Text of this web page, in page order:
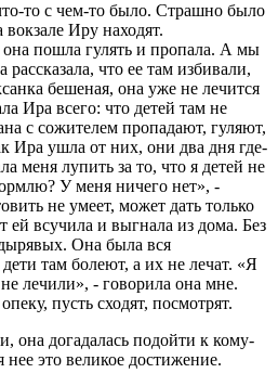
то с чем-то было. Страшно было
Иру находят.
пошла гулять и пропала. А мы
что ее там избивали,
бешеная, она уже не лечится
Ира всего: что детей там не
с сожителем пропадают, гуляют,
Ира ушла от них, они два дня где-
меня лупить за то, что я детей не
У меня ничего нет», -
не умеет, может дать только
ей всучила и выгнала из дома. Без
Она была вся
там болеют, а их не лечат. «Я
лечили», - говорила она мне.
пусть сходят, посмотрят.
она догадалась подойти к кому-
это великое достижение.